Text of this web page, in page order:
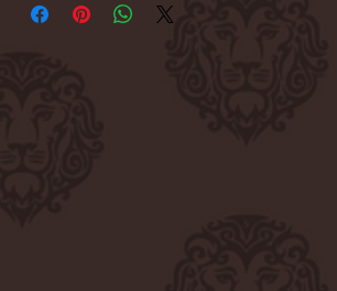
-Corset-Look